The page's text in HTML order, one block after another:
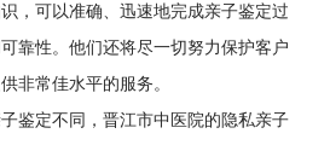
，可以准确、迅速地完成亲子鉴定过
靠性。他们还将尽一切努力保护客户
非常佳水平的服务。
鉴定不同，晋江市中医院的隐私亲子